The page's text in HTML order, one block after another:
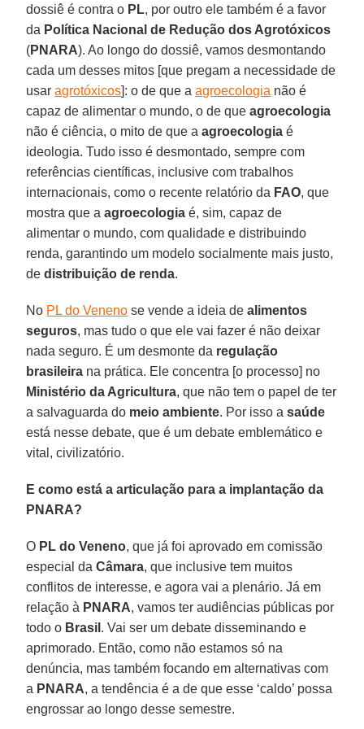
dossiê é contra o PL, por outro ele também é a favor
da Política Nacional de Redução dos Agrotóxicos
(PNARA). Ao longo do dossiê, vamos desmontando
cada um desses mitos [que pregam a necessidade de
usaragrotóxicos]: o de que a agroecologia não é
capaz de alimentar o mundo, o de queagroecologia
não é ciência, o mito de que aagroecologia é
ideologia. Tudo isso é desmontado, sempre com
referências científicas, inclusive com trabalhos
internacionais, como o recente relatório da FAO, que
mostra que a agroecologia é, sim, capaz de
alimentar o mundo, com qualidade e distribuindo
renda, garantindo um modelo socialmente mais justo,
dedistribuição de renda.
No PL do Veneno se vende a ideia dealimentos
seguros, mas tudo o que ele vai fazer é não deixar
nada seguro. É um desmonte da regulação
brasileira na prática. Ele concentra [o processo] no
Ministério da Agricultura, que não tem o papel de ter
a salvaguarda do meio ambiente. Por isso asaúde
está nesse debate, que é um debate emblemático e
vital, civilizatório.
E como está a articulação para a implantação da
PNARA?
O PL do Veneno, que já foi aprovado em comissão
especial daCâmara, que inclusive tem muitos
conflitos de interesse, e agora vai a plenário. Já em
relação à PNARA, vamos ter audiências públicas por
todo o Brasil . Vai ser um debate disseminando e
aprimorado. Então, como não estamos só na
denúncia, mas também focando em alternativas com
a PNARA, a tendência é a de que esse ‘caldo’ possa
engrossar ao longo desse semestre.